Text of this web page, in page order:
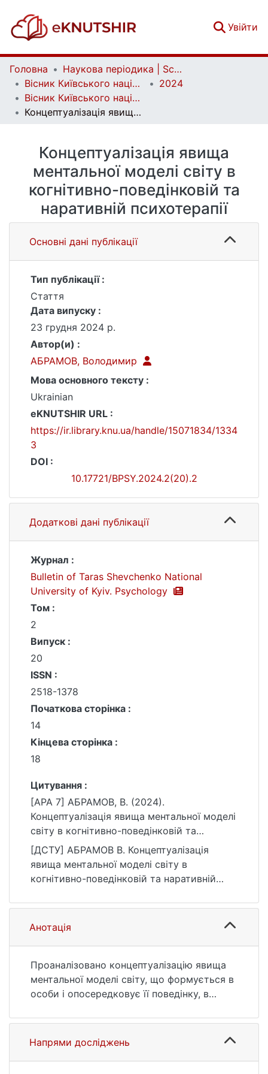
Увійти
Головна
Наукова періодика | Scientific periodicals
Вісник Київського національного університету імені Тараса Шевченка. Психологія | Bulletin of Taras Shevchenko National University of Kyiv. Psychology
2024
Вісник Київського національного університету імені Тараса Шевченка. Психологія. Вип. 2 (20)
Концептуалізація явища ментальної моделі світу в когнітивно-поведінковій та наративній психотерапії
Концептуалізація явища
ментальної моделі світу в
когнітивно-поведінковій та
наративній психотерапії
Основні дані публікації
Тип публікації :
Стаття
Дата випуску :
23 грудня 2024 р.
Автор(и) :
АБРАМОВ, Володимир
Мова основного тексту :
Ukrainian
eKNUTSHIR URL :
https://ir.library.knu.ua/handle/15071834/1334
3
DOI :
10.17721/BPSY.2024.2(20).2
Додаткові дані публікації
Журнал :
Bulletin of Taras Shevchenko National
University of Kyiv. Psychology
Том :
2
Випуск :
20
ISSN :
2518-1378
Початкова сторінка :
14
Кінцева сторінка :
18
Цитування :
[APA 7] АБРАМОВ, В. (2024).
Концептуалізація явища ментальної моделі
світу в когнітивно-поведінковій та
наративній психотерапії. Bulletin of Taras
Shevchenko National University of Kyiv.
Psychology, 2(20), 14–18.
https://doi.org/10.17721/BPSY.2024.2(20).2
[ДСТУ] АБРАМОВ В. Концептуалізація
явища ментальної моделі світу в
когнітивно-поведінковій та наративній
National University of Kyiv. Psychology.
2024. Т. 2, № 20. С. 14—18. DOI:
10.17721/BPSY.2024.2(20).2 (дата
Анотація
Проаналізовано концептуалізацію явища
ментальної моделі світу, що формується в
особи і опосередковує її поведінку, в
Д. Янга; у функціональному
контекстуалізмі та поведінковій терапії, а
також наративній терапії М. Уайта та
Напрями досліджень